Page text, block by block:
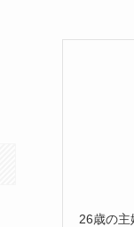
26歳の主